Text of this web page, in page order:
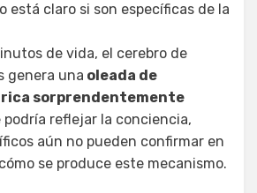
está claro si son específicas de la
de vida, el cerebro de
genera una oleada de
sorprendentemente
podría reflejar la conciencia,
aún no pueden confirmar en
se produce este mecanismo.